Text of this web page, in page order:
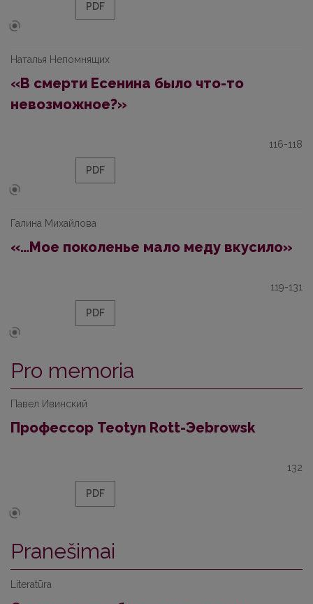
PDF
Наталья Непомнящих
«В смерти Есенина было что-то
невозможное?»
116-118
PDF
Галина Михайлова
«…Мое поколенье мало меду вкусило»
119-131
PDF
Pro memoria
Павел Ивинский
Профессор Teotyn Rott-Эebrowsk
132
PDF
Pranešimai
Literatūra